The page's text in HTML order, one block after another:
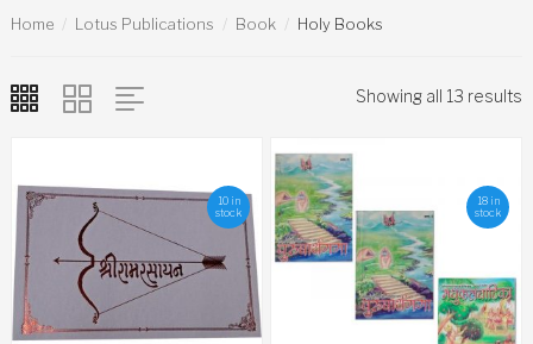
Home Lotus Publications Book Holy Books
Showing all 13 results
10 in
stock
18 in
stock